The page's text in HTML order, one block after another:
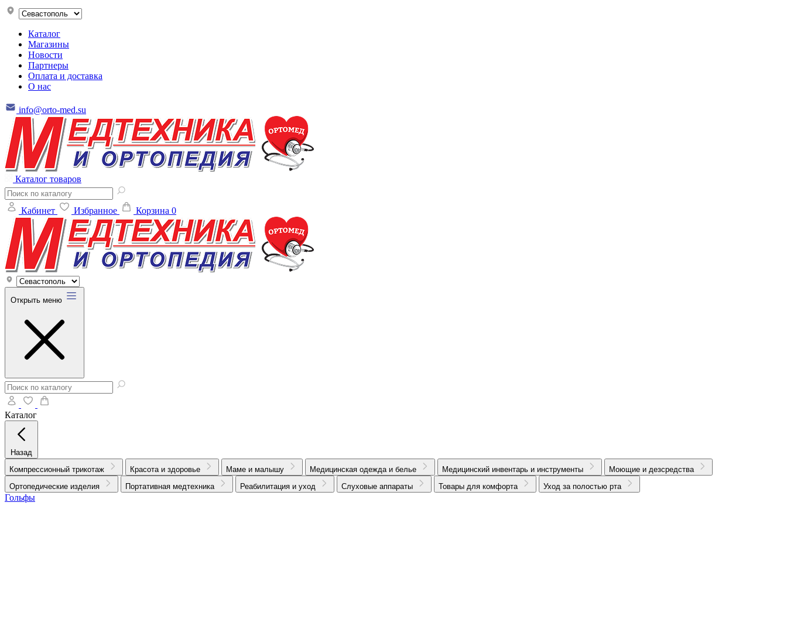
Каталог
Магазины
Новости
Партнеры
Оплата и доставка
О нас
info@orto-med.su
Каталог товаров
Кабинет Избранное Корзина 0
Открыть меню
Каталог
Назад
Компрессионный трикотаж
Красота и здоровье Маме и малышу Медицинская одежда и белье Медицинский инвентарь и инструменты
Моющие и дезсредства
Ортопедические изделия
Портативная медтехника Реабилитация и уход Слуховые аппараты Товары для комфорта Уход за полостью рта
Гольфы